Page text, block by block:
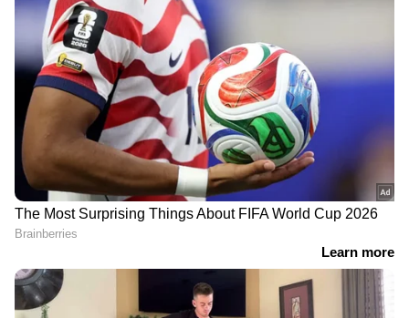
ഇന്ത്യയിലെയും ലോകമെമ്പാടുമുള്ള എല്ലാ
Malayalam Newsഅറിയാൻ എപ്പോഴും
ഏഷ്യാനെറ്റ് ന്യൂസ് മലയാളം വാർത്തകൾ.
Malayalam News Liveഎന്നിവയുടെ
തത്സമയ അപ്‌ഡേറ്റുകളും ആഴത്തിലുള്ള
വിശകലനവും സമഗ്രമായ റിപ്പോർട്ടിംഗും —
എല്ലാം ഒരൊറ്റ സ്ഥലത്ത്. ഏത് സമയത്തും,
എവിടെയും വിശ്വസനീയമായ വാർത്തകൾ
ലഭിക്കാൻAsianet News Malayalam